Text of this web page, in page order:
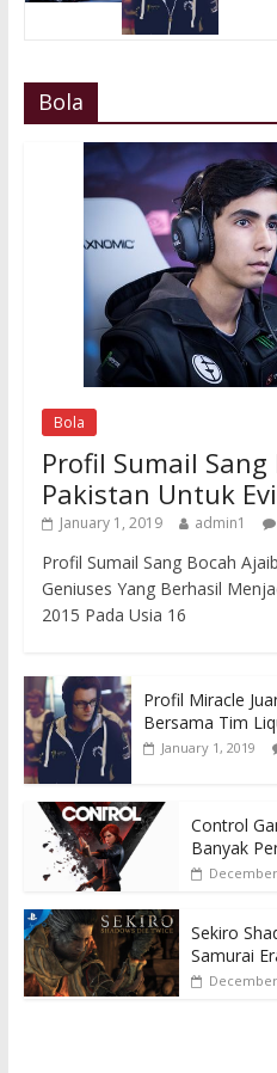
Bola
Bola
Profil Sumail
Pakistan Untuk
January 1, 2019 admin1
Profil Sumail Sang Bocah
Geniuses Yang Berhasil
2015 Pada Usia 16
Profil Miracle
Bersama Tim
January 1, 2019
Control
Banyak
Sekiro
Samurai